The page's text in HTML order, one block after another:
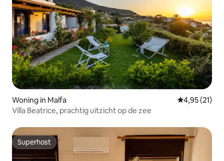
Woning in Malfa Gemiddelde
4,95 (21)
Villa Beatrice, prachtig uitzicht op de zee
Superhost
Superhost